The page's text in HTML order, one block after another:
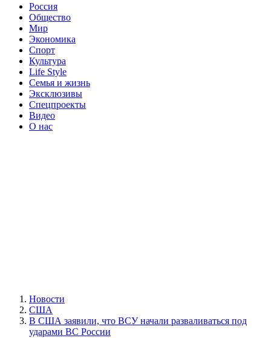
Россия
Общество
Мир
Экономика
Спорт
Культура
Life Style
Семья и жизнь
Эксклюзивы
Спецпроекты
Видео
О нас
Новости
США
В США заявили, что ВСУ начали разваливаться под
ударами ВС России